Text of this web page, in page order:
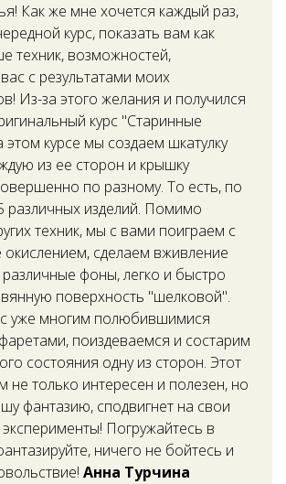
Как же мне хочется каждый раз,
курс, показать вам как
техник, возможностей,
с результатами моих
Из-за этого желания и получился
курс "Старинные
этом курсе мы создаем шкатулку
из ее сторон и крышку
по разному. То есть, по
различных изделий. Помимо
техник, мы с вами поиграем с
окислением, сделаем вживление
фоны, легко и быстро
поверхность "шелковой".
уже многим полюбившимися
поиздеваемся и состарим
состояния одну из сторон. Этот
не только интересен и полезен, но
фантазию, сподвигнет на свои
Погружайтесь в
ничего не бойтесь и
Анна Турчина